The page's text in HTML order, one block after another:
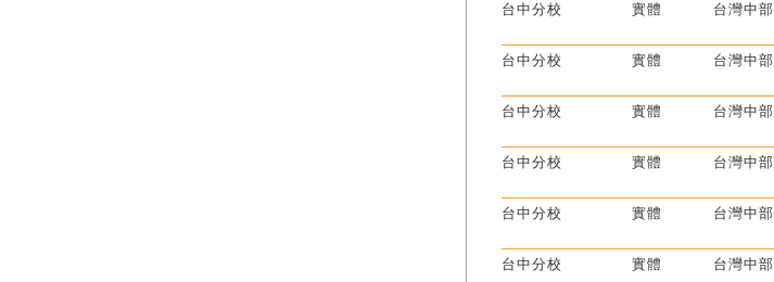
台中分校
實體 台灣中部
台中分校
實體 台灣中部
台中分校
實體 台灣中部
台中分校
實體 台灣中部
台中分校
實體 台灣中部
台中分校
實體 台灣中部